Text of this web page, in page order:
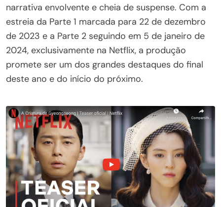
narrativa envolvente e cheia de suspense. Com a
estreia da Parte 1 marcada para 22 de dezembro
de 2023 e a Parte 2 seguindo em 5 de janeiro de
2024, exclusivamente na Netflix, a produção
promete ser um dos grandes destaques do final
deste ano e do início do próximo.